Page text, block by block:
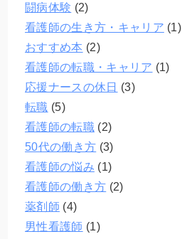
闘病体験 (2)
看護師の生き方・キャリア (1)
おすすめ本 (2)
看護師の転職・キャリア (1)
応援ナースの休日 (3)
転職 (5)
看護師の転職(2)
50代の働き方 (3)
看護師の悩み (1)
看護師の働き方 (2)
薬剤師 (4)
男性看護師 (1)